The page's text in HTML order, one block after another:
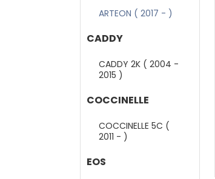
ARTEON ( 2017 - )
CADDY
CADDY 2K ( 2004 -
2015 )
COCCINELLE
COCCINELLE 5C (
2011 - )
EOS